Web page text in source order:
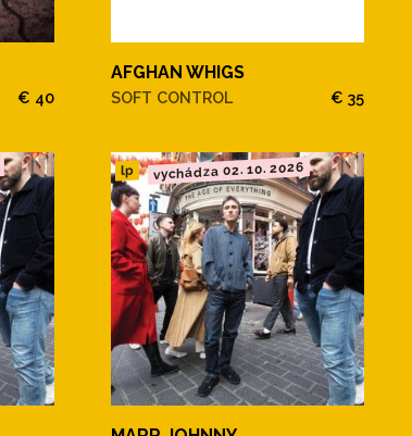
€ 40
AFGHAN WHIGS
SOFT CONTROL € 35
lp vychádza 02. 10. 2026